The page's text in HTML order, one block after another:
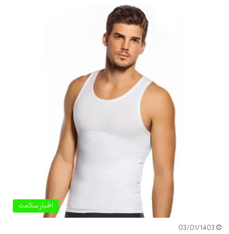
اخبار سلامت
03/01/1403